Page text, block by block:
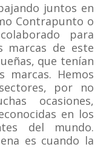
juntos en
Contrapunto o
para
marcas de este
que tenían
marcas. Hemos
por no
ocasiones,
en los
del mundo.
es cuando la